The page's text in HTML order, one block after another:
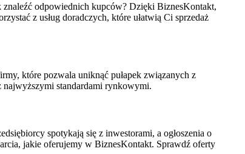
znaleźć odpowiednich kupców? Dzięki BiznesKontakt,
z usług doradczych, które ułatwią Ci sprzedaż
które pozwala uniknąć pułapek związanych z
najwyższymi standardami rynkowymi.
spotykają się z inwestorami, a ogłoszenia o
jakie oferujemy w BiznesKontakt. Sprawdź oferty